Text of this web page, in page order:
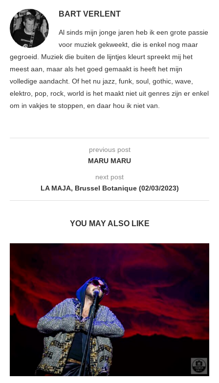
BART VERLENT
Al sinds mijn jonge jaren heb ik een grote passie
voor muziek gekweekt, die is enkel nog maar
gegroeid. Muziek die buiten de lijntjes kleurt spreekt mij het
meest aan, maar als het goed gemaakt is heeft het mijn
volledige aandacht. Of het nu jazz, funk, soul, gothic, wave,
elektro, pop, rock, world is het maakt niet uit genres zijn er enkel
om in vakjes te stoppen, en daar hou ik niet van.
previous post
MARU MARU
next post
LA MAJA, Brussel Botanique (02/03/2023)
YOU MAY ALSO LIKE